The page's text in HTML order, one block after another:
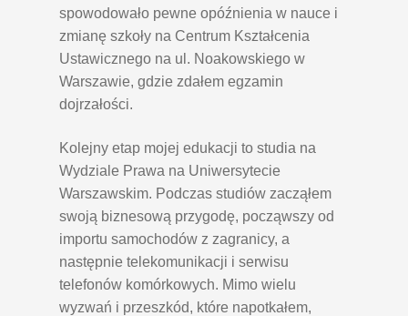
spowodowało pewne opóźnienia w nauce i
zmianę szkoły na Centrum Kształcenia
Ustawicznego na ul. Noakowskiego w
Warszawie, gdzie zdałem egzamin
dojrzałości.
Kolejny etap mojej edukacji to studia na
Wydziale Prawa na Uniwersytecie
Warszawskim. Podczas studiów zacząłem
swoją biznesową przygodę, począwszy od
importu samochodów z zagranicy, a
następnie telekomunikacji i serwisu
telefonów komórkowych. Mimo wielu
wyzwań i przeszkód, które napotkałem,